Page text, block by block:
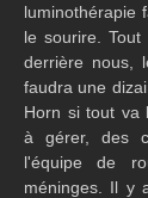
luminothérapie
le sourire.
derrière nous,
faudra une
Horn si tout va
à gérer, des
l'équipe de
méninges. Il y